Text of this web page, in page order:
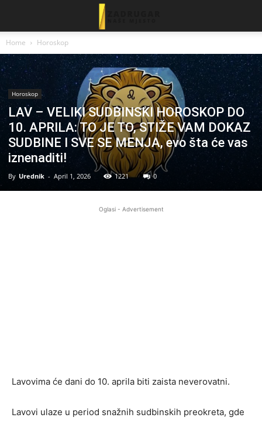
Home Horoskop
Horoskop
LAV – VELIKI SUDBINSKI HOROSKOP DO
10. APRILA: TO JE TO, STIŽE VAM DOKAZ
SUDBINE I SVE SE MENJA, evo šta će vas
iznenaditi!
By Urednik - April 1, 2026 1221 0
Oglasi - Advertisement
Lavovima će dani do 10. aprila biti zaista neverovatni.
Lavovi ulaze u period snažnih sudbinskih preokreta, gde